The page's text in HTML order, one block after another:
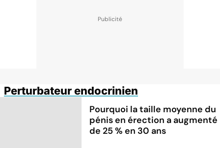
Perturbateur endocrinien
Pourquoi la taille moyenne du
pénis en érection a augmenté
de 25 % en 30 ans